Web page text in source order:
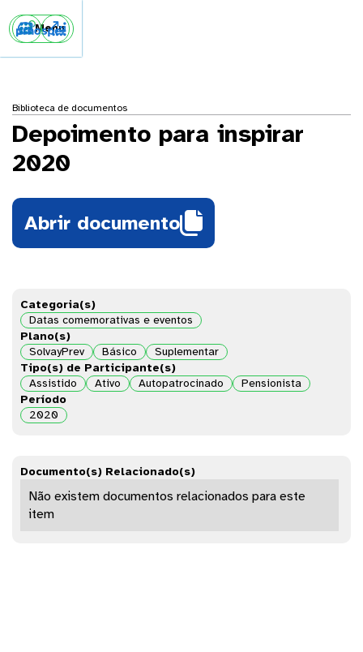
Menu
 
Biblioteca de documentos
Depoimento para inspirar
2020
Abrir documento
Categoria(s)
Datas comemorativas e eventos
Plano(s)
SolvayPrev
Básico
Suplementar
Tipo(s) de Participante(s)
Assistido
Ativo Autopatrocinado
Pensionista
Período
2020
Documento(s) Relacionado(s)
Não existem documentos relacionados para este
item